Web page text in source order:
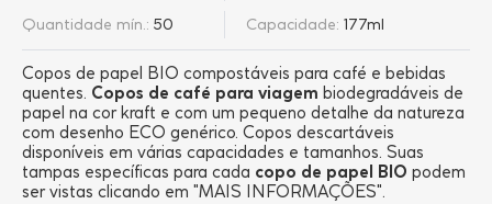
Copos de papel BIO compostáveis para café e bebidas
quentes. Copos de café para viagem biodegradáveis de
papel na cor kraft e com um pequeno detalhe da natureza
com desenho ECO genérico. Copos descartáveis
disponíveis em várias capacidades e tamanhos. Suas
tampas específicas para cada copo de papel BIO podem
ser vistas clicando em "MAIS INFORMAÇÕES".
Quantidade mín.: 50 Capacidade: 177ml